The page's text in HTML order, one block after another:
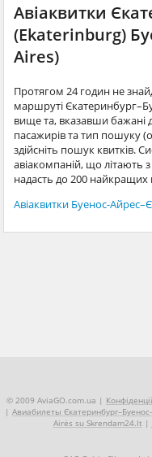
Авіаквитки
(Ekaterinburg)
Aires)
Протягом 24 годин не
маршруті
вище та, вказавши бажані
пасажирів та тип пошуку
здійсніть пошук квитків.
авіакомпаній, що літають
надасть до 200 найкращих
Авіаквитки Буенос-
© 2009 AviaGO.com.ua |
| Авиабилеты
Airės su Skrendam24.lt |